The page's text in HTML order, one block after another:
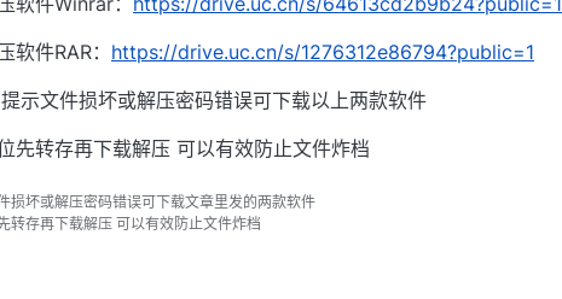
软件RAR： https://drive.uc.cn/s/1276312e86794?public=1
示文件损坏或解压密码错误可下载以上两款软件
先转存再下载解压 可以有效防止文件炸档
损坏或解压密码错误可下载文章里发的两款软件
转存再下载解压 可以有效防止文件炸档